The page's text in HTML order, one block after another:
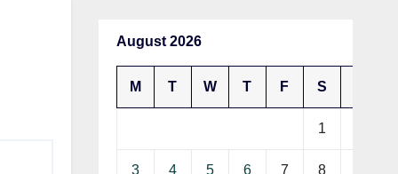
August 2026
M T W T F S
1
3 4 5 6 7 8